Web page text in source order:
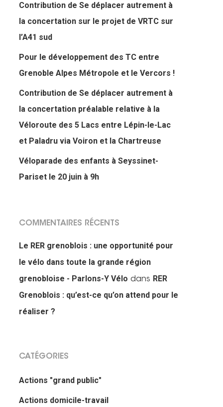
Contribution de Se déplacer autrement à
la concertation sur le projet de VRTC sur
l’A41 sud
Pour le développement des TC entre
Grenoble Alpes Métropole et le Vercors !
Contribution de Se déplacer autrement à
la concertation préalable relative à la
Véloroute des 5 Lacs entre Lépin-le-Lac
et Paladru via Voiron et la Chartreuse
Véloparade des enfants à Seyssinet-
Pariset le 20 juin à 9h
COMMENTAIRES RÉCENTS
Le RER grenoblois : une opportunité pour
le vélo dans toute la grande région
grenobloise - Parlons-Y Vélo dans RER
Grenoblois : qu’est-ce qu’on attend pour le
réaliser ?
CATÉGORIES
Actions "grand public"
Actions domicile-travail